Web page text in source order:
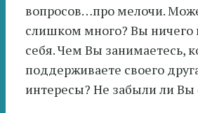
вопросов…про мелочи.
слишком много? Вы ничего
себя. Чем Вы занимаетесь,
поддерживаете своего
интересы? Не забыли ли Вы